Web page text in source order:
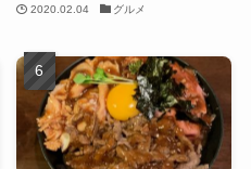
2020.02.04 グルメ